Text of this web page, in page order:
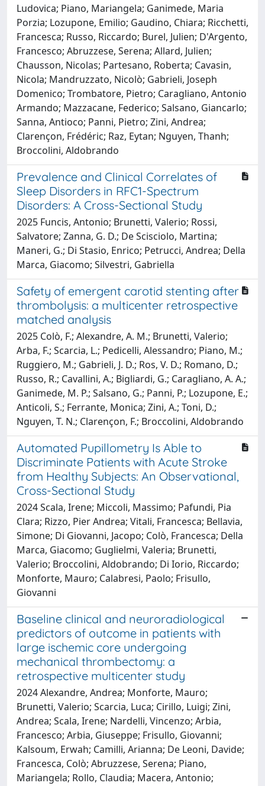
Ludovica; Piano, Mariangela; Ganimede, Maria
Porzia; Lozupone, Emilio; Gaudino, Chiara; Ricchetti,
Francesca; Russo, Riccardo; Burel, Julien; D'Argento,
Francesco; Abruzzese, Serena; Allard, Julien;
Chausson, Nicolas; Partesano, Roberta; Cavasin,
Nicola; Mandruzzato, Nicolò; Gabrieli, Joseph
Domenico; Trombatore, Pietro; Caragliano, Antonio
Armando; Mazzacane, Federico; Salsano, Giancarlo;
Sanna, Antioco; Panni, Pietro; Zini, Andrea;
Clarençon, Frédéric; Raz, Eytan; Nguyen, Thanh;
Broccolini, Aldobrando
Prevalence and Clinical Correlates of
Sleep Disorders in RFC1-Spectrum
Disorders: A Cross-Sectional Study
2025 Funcis, Antonio; Brunetti, Valerio; Rossi,
Salvatore; Zanna, G. D.; De Scisciolo, Martina;
Maneri, G.; Di Stasio, Enrico; Petrucci, Andrea; Della
Marca, Giacomo; Silvestri, Gabriella
Safety of emergent carotid stenting after
thrombolysis: a multicenter retrospective
matched analysis
2025 Colò, F.; Alexandre, A. M.; Brunetti, Valerio;
Arba, F.; Scarcia, L.; Pedicelli, Alessandro; Piano, M.;
Ruggiero, M.; Gabrieli, J. D.; Ros, V. D.; Romano, D.;
Russo, R.; Cavallini, A.; Bigliardi, G.; Caragliano, A. A.;
Ganimede, M. P.; Salsano, G.; Panni, P.; Lozupone, E.;
Anticoli, S.; Ferrante, Monica; Zini, A.; Toni, D.;
Nguyen, T. N.; Clarençon, F.; Broccolini, Aldobrando
Automated Pupillometry Is Able to
Discriminate Patients with Acute Stroke
from Healthy Subjects: An Observational,
Cross-Sectional Study
2024 Scala, Irene; Miccoli, Massimo; Pafundi, Pia
Clara; Rizzo, Pier Andrea; Vitali, Francesca; Bellavia,
Simone; Di Giovanni, Jacopo; Colò, Francesca; Della
Marca, Giacomo; Guglielmi, Valeria; Brunetti,
Valerio; Broccolini, Aldobrando; Di Iorio, Riccardo;
Monforte, Mauro; Calabresi, Paolo; Frisullo,
Giovanni
Baseline clinical and neuroradiological
predictors of outcome in patients with
large ischemic core undergoing
mechanical thrombectomy: a
retrospective multicenter study
2024 Alexandre, Andrea; Monforte, Mauro;
Brunetti, Valerio; Scarcia, Luca; Cirillo, Luigi; Zini,
Andrea; Scala, Irene; Nardelli, Vincenzo; Arbia,
Francesco; Arbia, Giuseppe; Frisullo, Giovanni;
Kalsoum, Erwah; Camilli, Arianna; De Leoni, Davide;
Francesca, Colò; Abruzzese, Serena; Piano,
Mariangela; Rollo, Claudia; Macera, Antonio;